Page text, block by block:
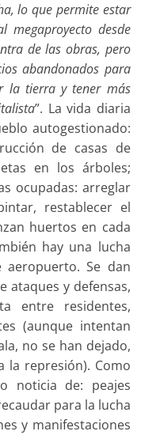
lo que permite estar
megaproyecto desde
de las obras, pero
abandonados para
la tierra y tener más
”. La vida diaria
autogestionado:
de casas de
en los árboles;
ocupadas: arreglar
restablecer el
huertos en cada
hay una lucha
Se dan
ataques y defensas,
entre residentes,
(aunque intentan
no se han dejado,
la represión). Como
noticia de: peajes
para la lucha
y manifestaciones